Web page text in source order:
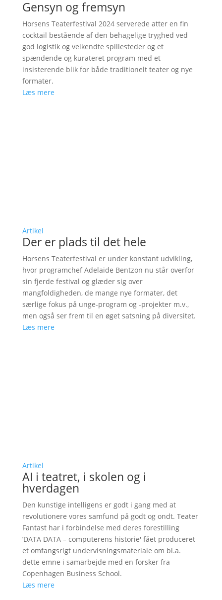
Gensyn og fremsyn
Horsens Teaterfestival 2024 serverede atter en fin
cocktail bestående af den behagelige tryghed ved
god logistik og velkendte spillesteder og et
spændende og kurateret program med et
insisterende blik for både traditionelt teater og nye
formater.
Læs mere
Artikel
Der er plads til det hele
Horsens Teaterfestival er under konstant udvikling,
hvor programchef Adelaide Bentzon nu står overfor
sin fjerde festival og glæder sig over
mangfoldigheden, de mange nye formater, det
særlige fokus på unge-program og -projekter m.v.,
men også ser frem til en øget satsning på diversitet.
Læs mere
Artikel
AI i teatret, i skolen og i
hverdagen
Den kunstige intelligens er godt i gang med at
revolutionere vores samfund på godt og ondt. Teater
Fantast har i forbindelse med deres forestilling
’DATA DATA – computerens historie' fået produceret
et omfangsrigt undervisningsmateriale om bl.a.
dette emne i samarbejde med en forsker fra
Copenhagen Business School.
Læs mere